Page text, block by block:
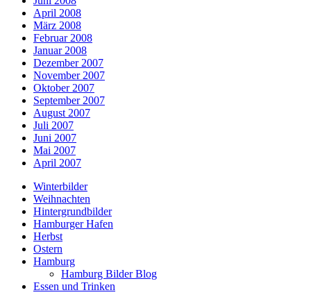
April 2008
März 2008
Februar 2008
Januar 2008
Dezember 2007
November 2007
Oktober 2007
September 2007
August 2007
Juli 2007
Juni 2007
Mai 2007
April 2007
Winterbilder
Weihnachten
Hintergrundbilder
Hamburger Hafen
Herbst
Ostern
Hamburg
Hamburg Bilder Blog
Essen und Trinken